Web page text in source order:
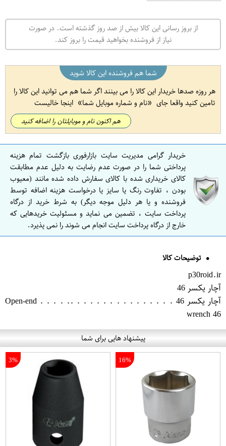
از بروز رسانی این کالا بیش از صد روز گذشته است. در صورت
نیاز از فروشنده بخواهید قیمت را بروز کند.
شما هم فروشنده این کالا شوید
هر روزه صدها خریدار این کالا را می بینند اگر شما هم می توانید این کالا را
تامین کنید واقعا جای
نام و شماره موبایل شما اینجا خالیست
هم اکنون نام و موبایلتان را اضافه کنید
خریدار گرامی مدیریت سایت بازارفوری بازگشت تمام هزینه
پرداختی شما را در صورت عدم رضایت به دلیل عدم مطابقت
کالای خریداری شده با کالای سفارش داده شده مانند (معیوب
بودن ، تفاوت رنگ یا سایز یا درخواست هزینه اضافه توسط
فروشنده و یا هر دلیل موجه دیگر) به شرط خرید از درگاه
پرداخت سایت ، تضمین می نماید و مسئولیت خریدهایی که
خارج از درگاه پرداخت سایت انجام می شوند را نمی پذیرد.
توضیحات کالا
p30roid.ir
آچار یکسر 46
آچار یکسر 46 . . . . . . . . . . . . . . . .. . . . . Open-end
wrench 46
پیشنهاد هایی برای شما
16%
3%